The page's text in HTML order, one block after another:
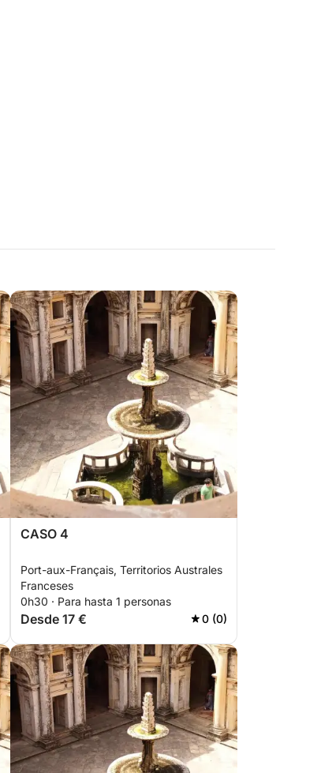
CASO 4
Port-aux-Français, Territorios Australes
Franceses
0h30 · Para hasta 1 personas
Desde 17 € 0 (0)